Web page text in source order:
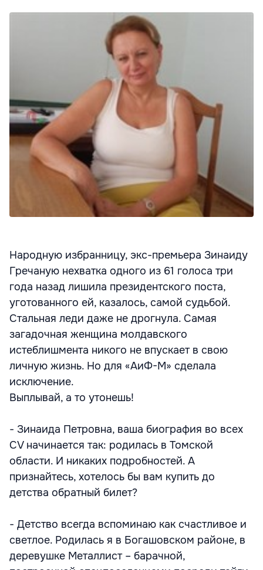
Народную избранницу, экс-премьера Зинаиду
Гречаную нехватка одного из 61 голоса три
года назад лишила президентского поста,
уготованного ей, казалось, самой судьбой.
Стальная леди даже не дрогнула. Самая
загадочная женщина молдавского
истеблишмента никого не впускает в свою
личную жизнь. Но для «АиФ-М» сделала
исключение.
Выплывай, а то утонешь!
- Зинаида Петровна, ваша биография во всех
СV начинается так: родилась в Томской
области. И никаких подробностей. А
признайтесь, хотелось бы вам купить до
детства обратный билет?
- Детство всегда вспоминаю как счастливое и
светлое. Родилась я в Богашовском районе, в
деревушке Металлист – барачной,